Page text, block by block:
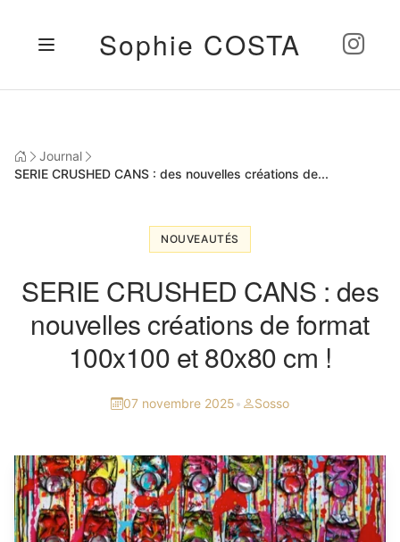
Sophie COSTA
Journal
SERIE CRUSHED CANS : des nouvelles créations de...
NOUVEAUTÉS
SERIE CRUSHED CANS : des
nouvelles créations de format
100x100 et 80x80 cm !
07 novembre 2025• Sosso